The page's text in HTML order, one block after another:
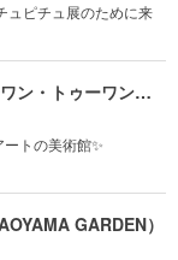
ュピチュ展のために来
21_21 DESIGN SIGHT（トゥーワン・トゥーワン・デザインサイト）
トの美術館✨
GARDEN）